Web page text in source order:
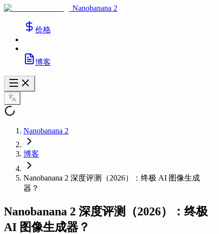
Nanobanana 2
价格
博客
Nanobanana 2
博客
Nanobanana 2 深度评测（2026）：终极 AI 图像生成
器？
Nanobanana 2 深度评测（2026）：终极
AI 图像生成器？